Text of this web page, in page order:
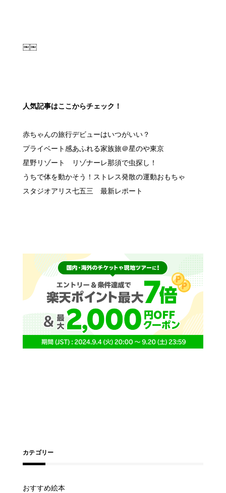
赤ちゃんの旅行デビューはいつがいい？
プライベート感あふれる家族旅＠星のや東京
星野リゾート リゾナーレ那須で虫探し！
うちで体を動かそう！ストレス発散の運動おもちゃ